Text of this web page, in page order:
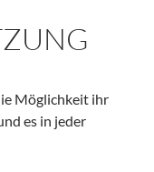
Möglichkeit ihr
es in jeder